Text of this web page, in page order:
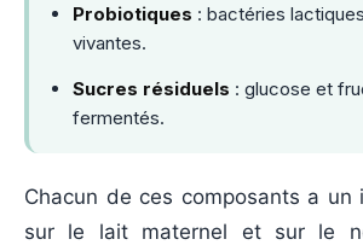
Probiotiques : bactéries
vivantes.
Sucres résiduels : glucose et
fermentés.
Chacun de ces composants a un
sur le lait maternel et sur le